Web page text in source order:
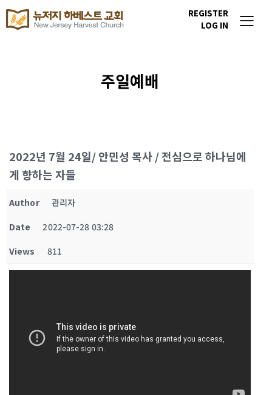
REGISTER
LOG IN
주일예배
2022년 7월 24일/ 안민성 목사 / 전심으로 하나님에
게 향하는 자들
Author
관리자
Date
2022-07-28 03:28
Views
811